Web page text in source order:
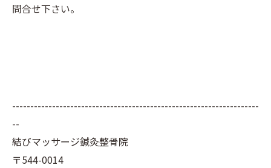
問合せ下さい。
--------------------------------------------------------------------
--
結びマッサージ鍼灸整骨院
〒544-0014